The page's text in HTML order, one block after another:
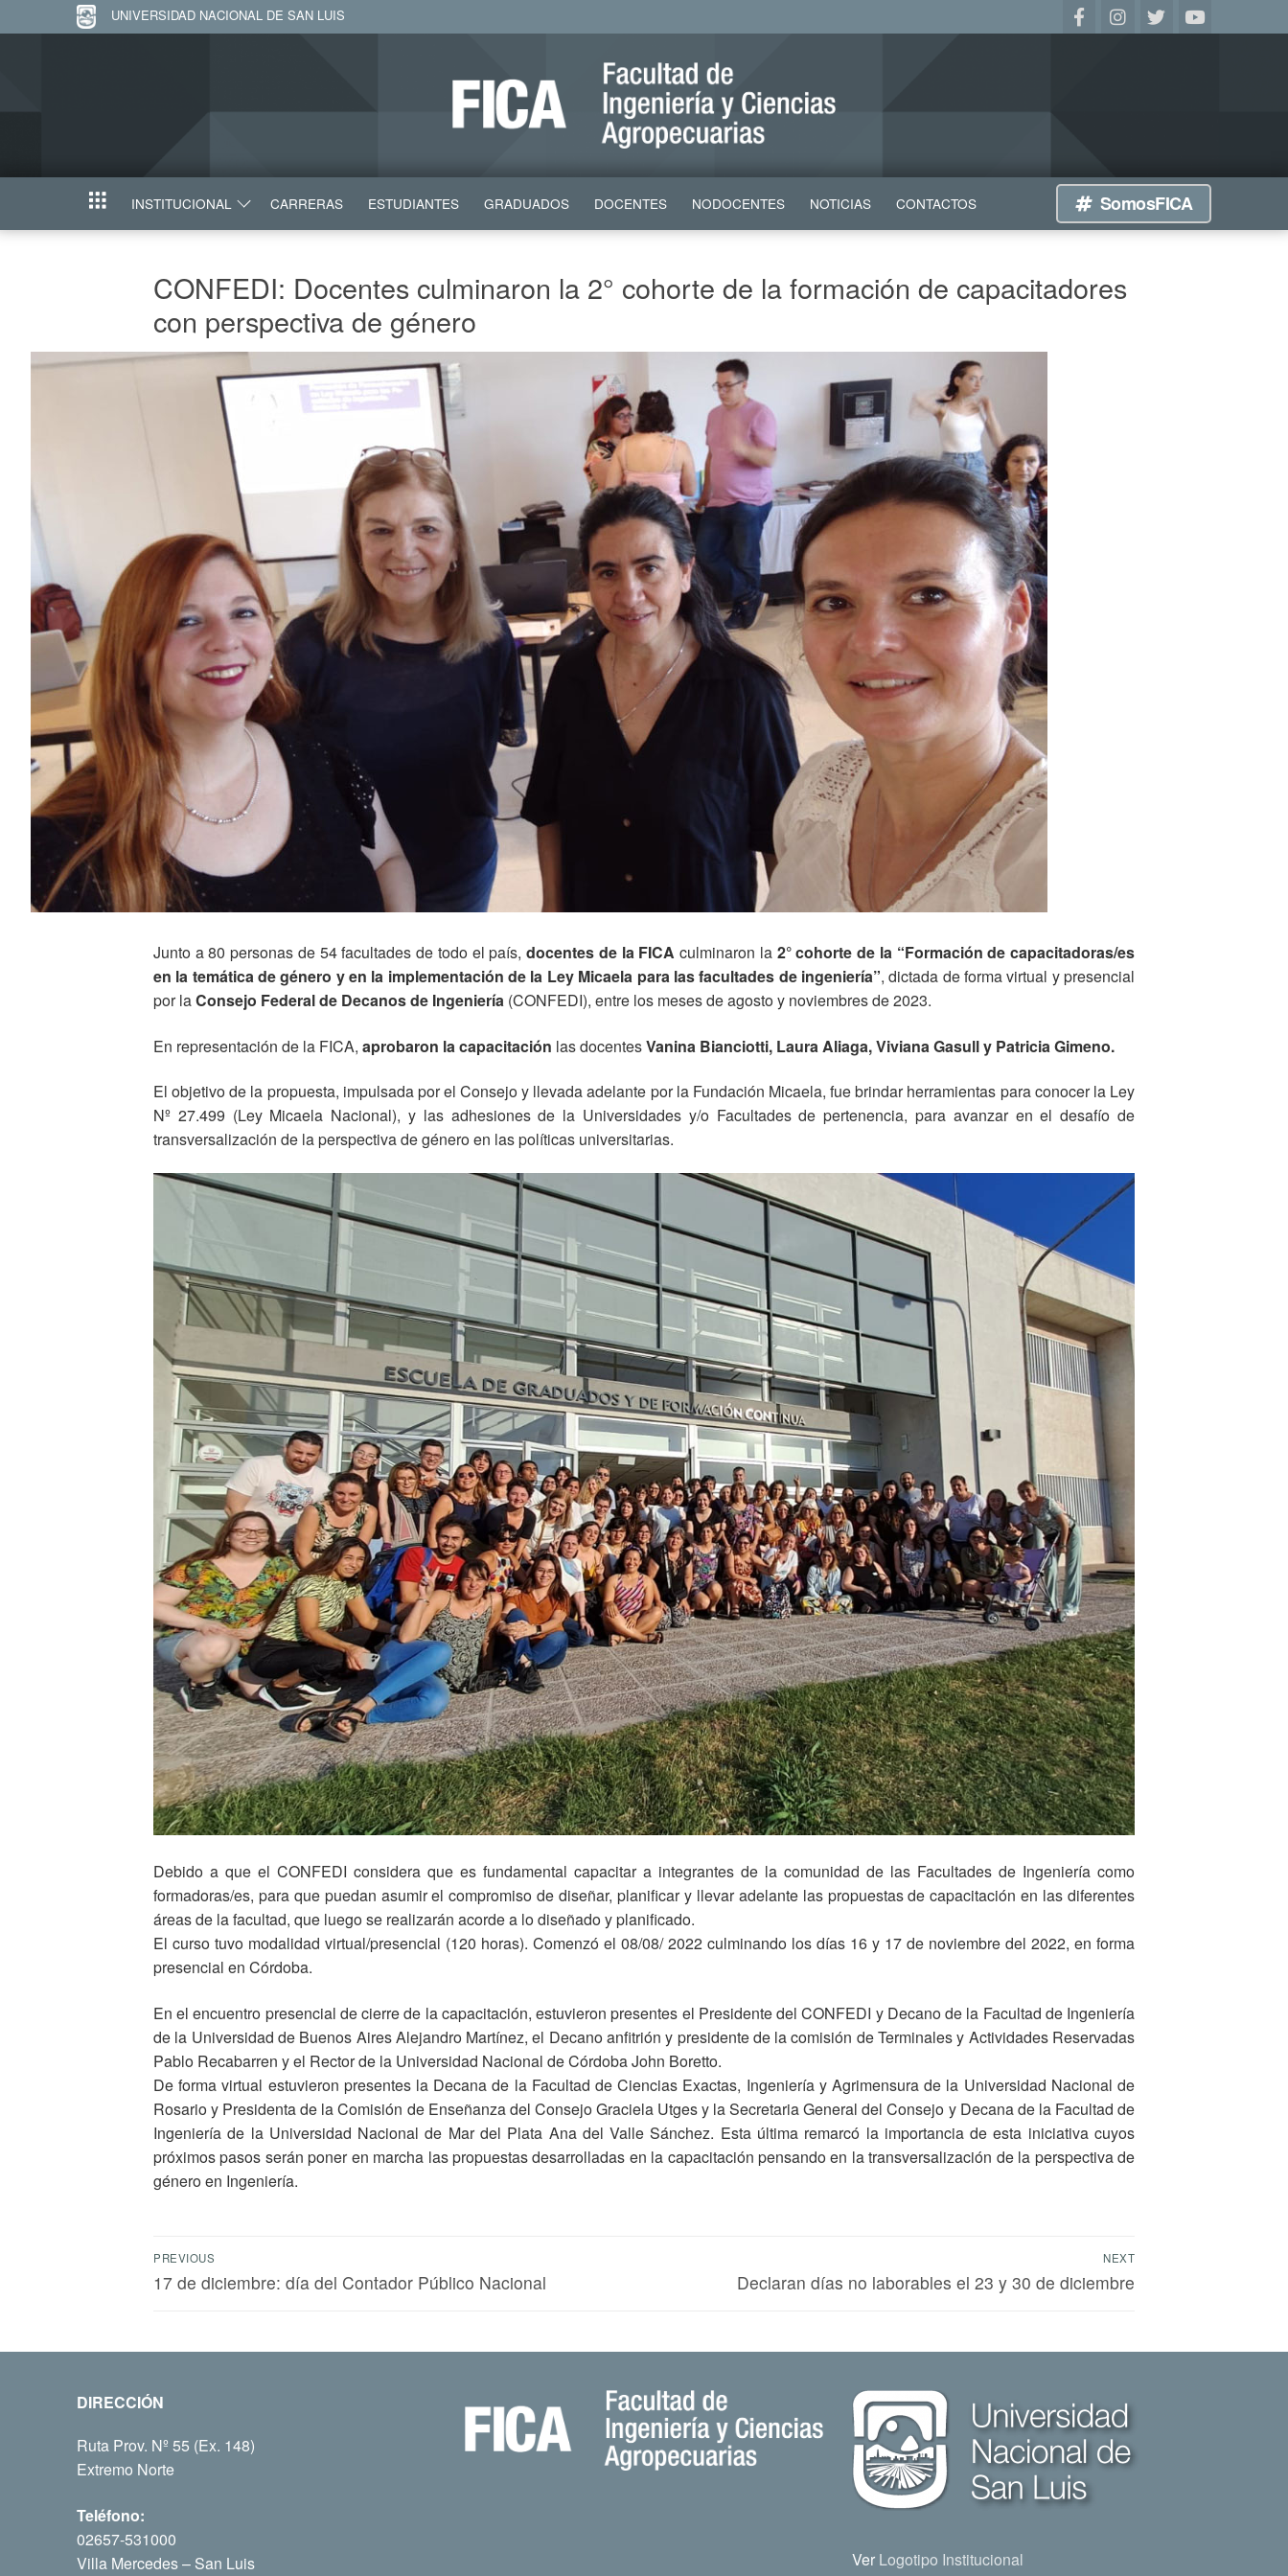
UNIVERSIDAD NACIONAL DE SAN LUIS
INICIO INSTITUCIONAL CARRERAS ESTUDIANTES GRADUADOS DOCENTES NODOCENTES NOTICIAS CONTACTOS SomosFICA
CONFEDI: Docentes culminaron la 2° cohorte de la formación de capacitadores
con perspectiva de género
Junto a 80 personas de 54 facultades de todo el país,docentes de la FICA culminaron la 2° cohorte de la “Formación de capacitadoras/es
en la temática de género y en la implementación de la Ley Micaela para las facultades de ingeniería”, dictada de forma virtual y presencial
por laConsejo Federal de Decanos de Ingeniería (CONFEDI), entre los meses de agosto y noviembres de 2023.
En representación de la FICA, aprobaron la capacitación las docentesVanina Bianciotti, Laura Aliaga, Viviana Gasull y Patricia Gimeno.
El objetivo de la propuesta, impulsada por el Consejo y llevada adelante por la Fundación Micaela, fue brindar herramientas para conocer la Ley
Nº 27.499 (Ley Micaela Nacional), y las adhesiones de la Universidades y/o Facultades de pertenencia, para avanzar en el desafío de
transversalización de la perspectiva de género en las políticas universitarias.
Debido a que el CONFEDI considera que es fundamental capacitar a integrantes de la comunidad de las Facultades de Ingeniería como
formadoras/es, para que puedan asumir el compromiso de diseñar, planificar y llevar adelante las propuestas de capacitación en las diferentes
áreas de la facultad, que luego se realizarán acorde a lo diseñado y planificado.
El curso tuvo modalidad virtual/presencial (120 horas). Comenzó el 08/08/ 2022 culminando los días 16 y 17 de noviembre del 2022, en forma
presencial en Córdoba.
En el encuentro presencial de cierre de la capacitación, estuvieron presentes el Presidente del CONFEDI y Decano de la Facultad de Ingeniería
de la Universidad de Buenos Aires Alejandro Martínez, el Decano anfitrión y presidente de la comisión de Terminales y Actividades Reservadas
Pablo Recabarren y el Rector de la Universidad Nacional de Córdoba John Boretto.
De forma virtual estuvieron presentes la Decana de la Facultad de Ciencias Exactas, Ingeniería y Agrimensura de la Universidad Nacional de
Rosario y Presidenta de la Comisión de Enseñanza del Consejo Graciela Utges y la Secretaria General del Consejo y Decana de la Facultad de
Ingeniería de la Universidad Nacional de Mar del Plata Ana del Valle Sánchez. Esta última remarcó la importancia de esta iniciativa cuyos
próximos pasos serán poner en marcha las propuestas desarrolladas en la capacitación pensando en la transversalización de la perspectiva de
género en Ingeniería.
PREVIOUS
17 de diciembre: día del Contador Público Nacional
NEXT
Declaran días no laborables el 23 y 30 de diciembre
DIRECCIÓN
Ruta Prov. Nº 55 (Ex. 148)
Extremo Norte
Teléfono:
02657-531000
Villa Mercedes – San Luis
Ver Logotipo Institucional